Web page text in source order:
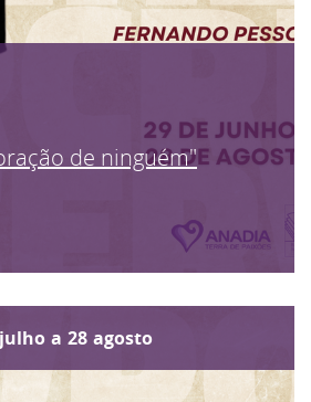
de ninguém"
julho a 28 agosto